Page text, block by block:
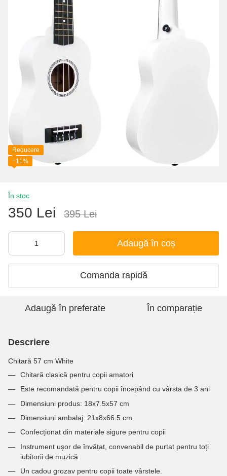
Reducere
−11%
În stoc
350 Lei 395 Lei
Adaugă în coș
Comanda rapidă
Adaugă în preferate În comparație
Descriere
Chitară 57 cm White
Chitară clasică pentru copii amatori
Este recomandată pentru copii începând cu vârsta de 3 ani
Dimensiuni produs: 18x7.5x57 cm
Dimensiuni ambalaj: 21x8x66.5 cm
Confecționat din materiale sigure pentru copii
Instrument ușor de învățat, convenabil de purtat pentru toți
iubitorii de muzică
Un cadou grozav pentru copii toate vârstele.